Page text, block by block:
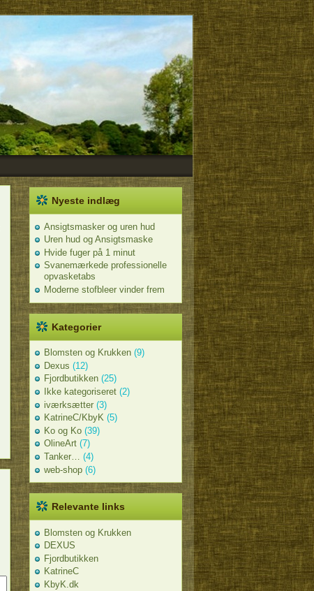
Nyeste indlæg
Ansigtsmasker og uren hud
Uren hud og Ansigtsmaske
Hvide fuger på 1 minut
Svanemærkede professionelle
opvasketabs
Moderne stofbleer vinder frem
Kategorier
Blomsten og Krukken (9)
Dexus (12)
Fjordbutikken (25)
Ikke kategoriseret (2)
iværksætter (3)
KatrineC/KbyK (5)
Ko og Ko (39)
OlineArt (7)
Tanker…
(4)
web-shop (6)
Relevante links
Blomsten og Krukken
DEXUS
Fjordbutikken
KatrineC
KbyK.dk